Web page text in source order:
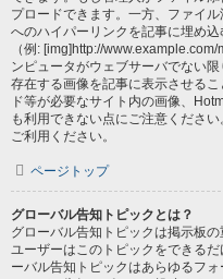
プロードできます。一方、ファイ
へのハイパーリンクを記事に埋め
（例: [img]http://
ンピュータがウェブサーバでない
存在する画像を記事に表示させる
ド等が必要なサイト内の画像、
も利用できない点にご注意くださ
ご利用ください。
ページトップ
グローバル告知トピックとは？
グローバル告知トピックは掲示板
ユーザーはこのトピックをできる
ーバル告知トピックはあらゆるフ